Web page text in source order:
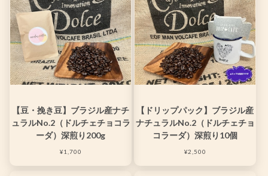
【豆・挽き豆】ブラジル産ナチ
ュラルNo.2（ドルチェチョコラ
ーダ）深煎り200g
¥1,700
【ドリップパック】ブラジル産
ナチュラルNo.2（ドルチェチョ
コラーダ）深煎り10個
¥2,500